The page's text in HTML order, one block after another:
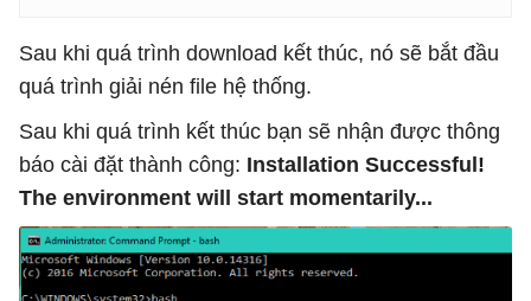
Sau khi quá trình download kết thúc, nó sẽ bắt đầu
quá trình giải nén file hệ thống.
Sau khi quá trình kết thúc bạn sẽ nhận được thông
báo cài đặt thành công: Installation Successful!
The environment will start momentarily...